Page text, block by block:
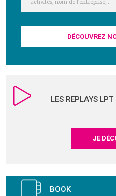
DÉCOUVREZ
LES REPLAYS LPT
JE
BOOK